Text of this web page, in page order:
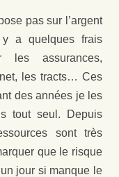
pas sur l’argent
a quelques frais
les assurances,
les tracts… Ces
des années je les
tout seul. Depuis
sont très
que le risque
jour si manque le